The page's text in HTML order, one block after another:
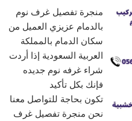
منجرة تفصيل غرف نوم
بالدمام عزيزي العميل من
سكان الدمام بالمملكة
العربية السعودية إذا أردت
شراء غرفه نوم جديده
فإنك بكل تأكيد
تكون بحاجة للتواصل معنا
نحن منجرة تفصيل غرف